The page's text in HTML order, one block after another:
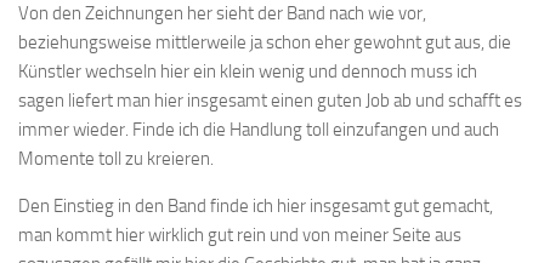
Von den Zeichnungen her sieht der Band nach wie vor,
beziehungsweise mittlerweile ja schon eher gewohnt gut aus, die
Künstler wechseln hier ein klein wenig und dennoch muss ich
sagen liefert man hier insgesamt einen guten Job ab und schafft es
immer wieder. Finde ich die Handlung toll einzufangen und auch
Momente toll zu kreieren.
Den Einstieg in den Band finde ich hier insgesamt gut gemacht,
man kommt hier wirklich gut rein und von meiner Seite aus